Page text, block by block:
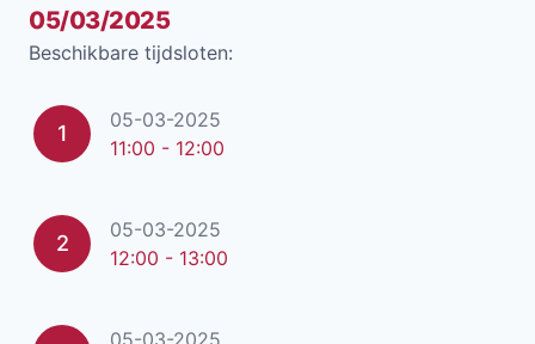
05/03/2025
Beschikbare tijdsloten:
1
05-03-2025
11:00 - 12:00
2
05-03-2025
12:00 - 13:00
05-03-2025